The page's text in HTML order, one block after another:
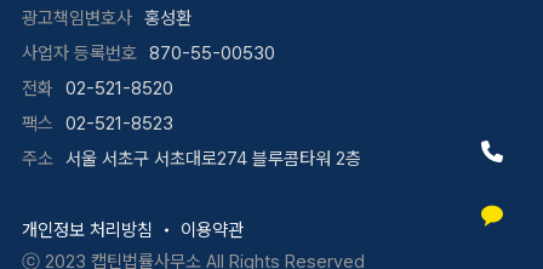
광고책임변호사 홍성환
사업자 등록번호 870-55-00530
전화
02-521-8520
팩스
02-521-8523
주소 서울 서초구 서초대로274 블루콤타워 2층
개인정보 처리방침
이용약관
ⓒ 2023 캡틴법률사무소 All Rights Reserved